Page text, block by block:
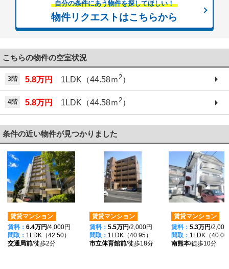
自分の条件にあう物件を探してほしい！
物件リクエストはこちらから
こちらの物件の空室状況
3階 5.8万円 1LDK（44.58ｍ2）
4階 5.8万円 1LDK（44.58ｍ2）
条件の近い物件が見つかりました
賃貸マンション
賃料： 6.4万円/4,000円
間取： 1LDK（42.50）
交通局前/徒歩2分
賃貸マンション
賃料： 5.5万円/2,000円
間取： 1LDK（40.95）
市立体育館前/徒歩18分
賃貸マンション
賃料： 5.3万円/2,000
間取： 1LDK（40.00
南熊本/徒歩10分